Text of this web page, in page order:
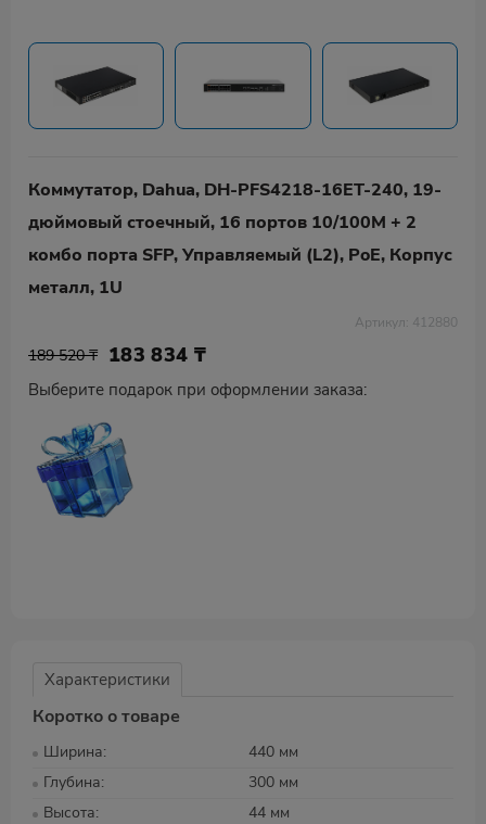
Коммутатор, Dahua, DH-PFS4218-16ET-240, 19-
дюймовый стоечный, 16 портов 10/100M + 2
комбо порта SFP, Управляемый (L2), PoE, Корпус
металл, 1U
Артикул: 412880
189 520 ₸ 183 834 ₸
Выберите подарок при оформлении заказа:
Характеристики
Коротко о товаре
Ширина
440 мм
Глубина
300 мм
Высота
44 мм